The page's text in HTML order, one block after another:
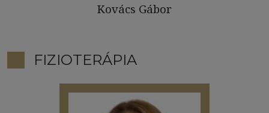
Kovács Gábor
FIZIOTERÁPIA